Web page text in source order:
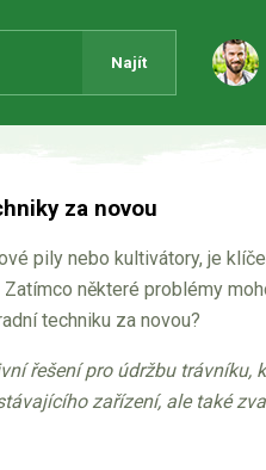
Najít
za novou
pily nebo kultivátory, je
některé problémy
techniku za novou?
řešení pro údržbu trávníku,
zařízení, ale také